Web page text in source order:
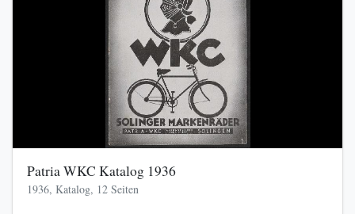
Patria WKC Katalog 1936
1936, Katalog, 12 Seiten